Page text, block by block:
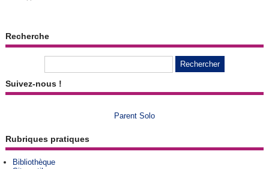
Recherche
Suivez-nous !
Parent Solo
Rubriques pratiques
Bibliothèque